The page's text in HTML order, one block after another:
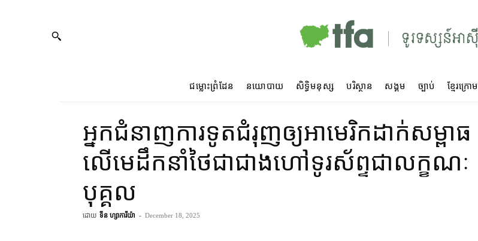
ជម្លោះព្រំដែន នយោបាយ សិទ្ធិមនុស្ស បរិស្ថាន សង្គម ច្បាប់ ខ្មែរក្រោម
អ្នកជំនាញ​ការទូត​ជំរុញ​ឲ្យ​អាមេរិក​ដាក់​សម្ពាធ​
លើ​មេដឹកនាំ​ថៃ​ជាជាង​ហៅ​ទូរស័ព្ទ​ជា​លក្ខណៈ​
បុគ្គល
ដោយ ទីន ហ្សាការីយ៉ា - December 18, 2025